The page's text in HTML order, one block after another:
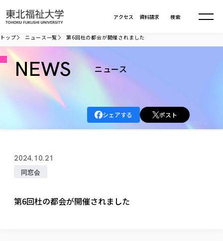
資料請求
アクセス 検索
大学について
建学の精神・教育の理念
教育方針
大学の概要
大学の歩み
大学の取り組み
社会連携・研究
情報公開
学部・大学院
学部・大学院TOP
福祉心理学科
共生まちづくり学部
教育学部
デジタルパンフ
トップ ニュース一覧 第6回杜の都会が開催されました
NEWS ニュース
シェアする ポスト
2024.10.21
同窓会
第6回杜の都会が開催されました